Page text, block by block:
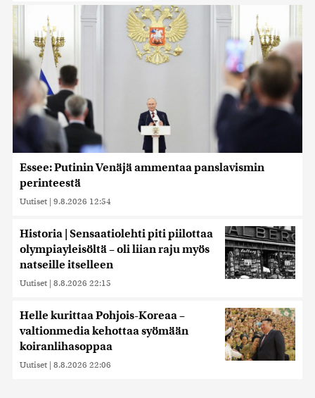
Essee: Putinin Venäjä ammentaa panslavismin
perinteestä
Uutiset | 9.8.2026 12:54
Historia | Sensaatiolehti piti piilottaa
olympiayleisöltä – oli liian raju myös
natseille itselleen
Uutiset | 8.8.2026 22:15
Helle kurittaa Pohjois-Koreaa –
valtionmedia kehottaa syömään
koiranlihasoppaa
Uutiset | 8.8.2026 22:06